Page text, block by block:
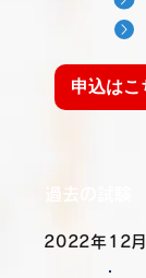
申込はこ
過去の試験
2022年12月